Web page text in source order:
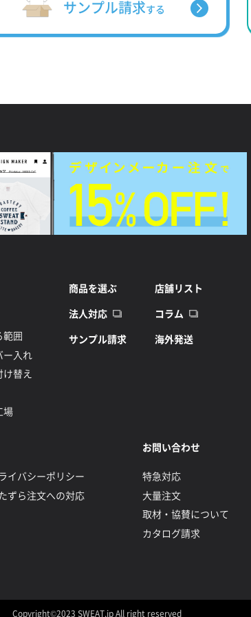
サンプル請求する
範囲
ー入れ
替え
場
商品を選ぶ
法人対応
サンプル請求
店舗リスト
コラム
海外発送
イバシーポリシー
ずら注文への対応
お問い合わせ
特急対応
大量注文
取材・協賛について
カタログ請求
Copyright©2023 SWEAT.jp All right reserved